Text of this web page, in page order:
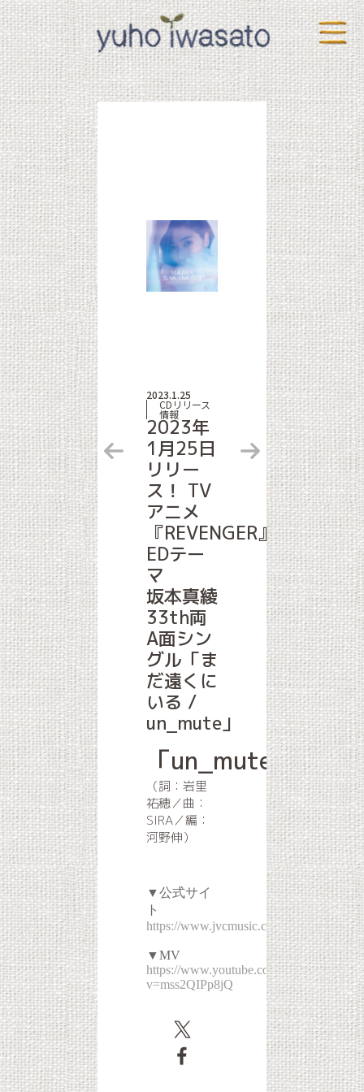
2023.1.25
CDリリース
情報
2023年
1月25日
リリー
ス！ TV
アニメ
『REVENGER』
EDテー
マ
坂本真綾
33th両
A面シン
グル「ま
だ遠くに
いる /
un_mute」
「un_mute」
（詞：岩里
祐穂／曲：
SIRA／編：
河野伸）
▼公式サイ
ト
https://www.jvcmusic.co.jp/flyingdog/-/
▼MV
https://www.youtube.com/watch?
v=mss2QIPp8jQ